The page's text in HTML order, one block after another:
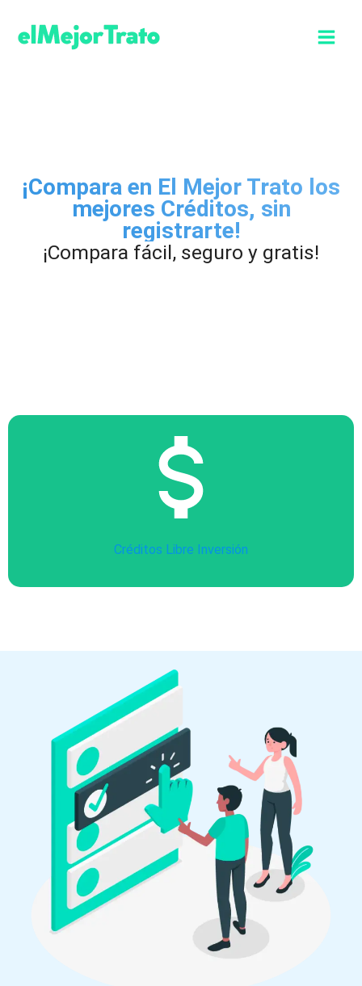
¡Compara en El Mejor Trato los
mejores Créditos, sin
registrarte!
¡Compara fácil, seguro y gratis!
Créditos Libre Inversión